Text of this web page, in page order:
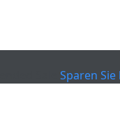
Sparen Sie